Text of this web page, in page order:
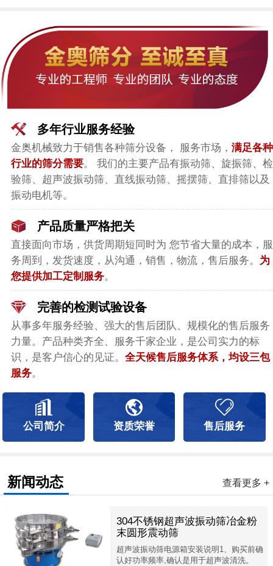
多年行业服务经验
金奥机械致力于销售各种筛分设备， 服务市场， 满足各种
行业的筛分需要。 我们的主要产品有振动筛、旋振筛、检
验筛、超声波振动筛、直线振动筛、摇摆筛、直排筛以及
振动电机等。
产品质量严格把关
直接面向市场， 供货周期短同时为 您节省大量的成本，服
务周到，发货速度，从沟通，销售，物流，售后服务。 为
您提供加工定制服务。
完善的检测试验设备
从事多年服务经验、强大的售后团队、规模化的售后服务
力量。产品种类齐全、服务千家企业，是公司实力的标
识，是客户信心的见证。 全天候售后服务体系，均设三包
服务。
公司简介 资质荣誉 售后服务
查看更多 +
新闻动态
304不锈钢超声波振动筛冶金粉
末圆形震动筛
超声波振动筛电源箱安装说明1、购买前确
认好功率频率,确认是用于超声波清洗。